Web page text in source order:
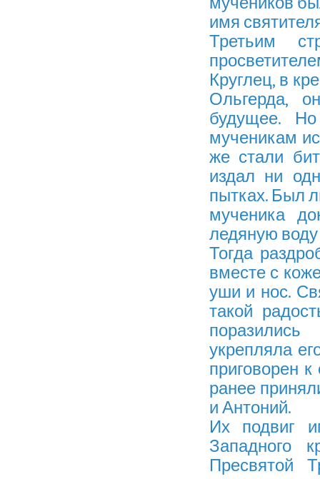
имя
Третьим
Круглец, в
Ольгерда,
будущее.
мученикам
же стали
издал ни
пытках. Был
мученика
ледяную воду
Тогда
вместе с
уши и нос.
такой
укрепляла
приговорен
ранее
и Антоний.
Их подвиг
Западного
Пресвятой